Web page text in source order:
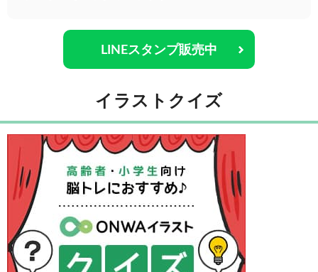
LINEスタンプ販売中
イラストクイズ